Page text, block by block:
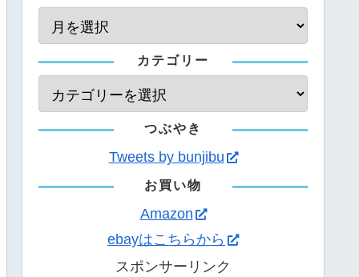
カテゴリー
つぶやき
Tweets by bunjibu
お買い物
Amazon
ebayはこちらから
スポンサーリンク